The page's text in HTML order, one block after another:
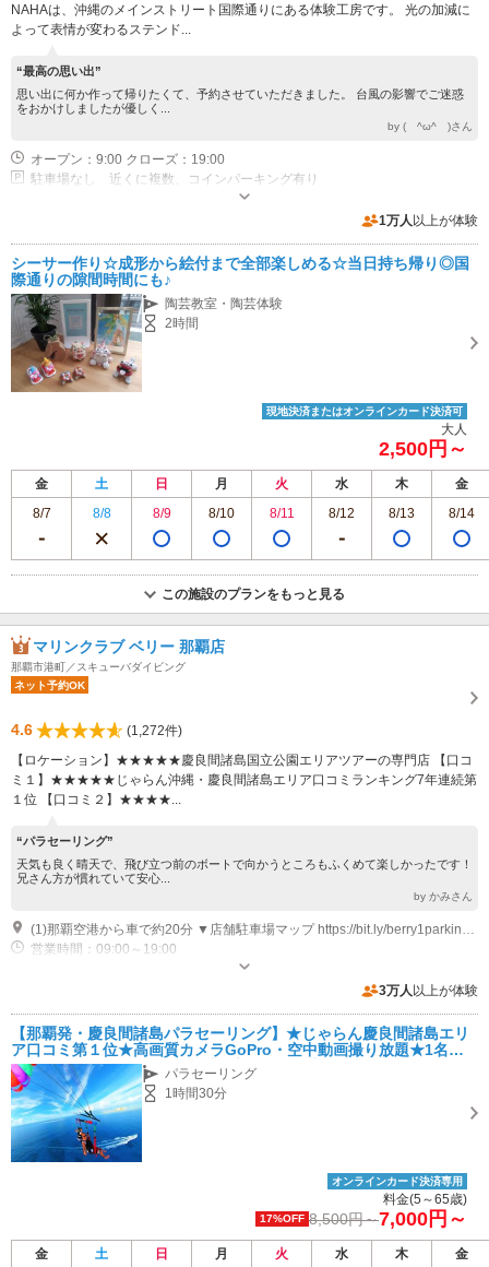
NAHAは、沖縄のメインストリート国際通りにある体験工房です。 光の加減に
よって表情が変わるステンド...
“最高の思い出”
思い出に何か作って帰りたくて、予約させていただきました。 台風の影響でご迷惑
をおかけしましたが優しく...
by ( ^ω^ )さん
オープン：9:00 クローズ：19:00
駐車場なし 近くに複数、コインパーキング有り
1万人 以上が体験
シーサー作り☆成形から絵付まで全部楽しめる☆当日持ち帰り◎国
際通りの隙間時間にも♪
陶芸教室・陶芸体験
2時間
現地決済またはオンラインカード決済可
大人
2,500円～
金 土 日 月 火 水 木
金
8/7
8/8 8/9 8/10 8/11 8/12 8/13 8/14
この施設のプランをもっと見る
マリンクラブ ベリー 那覇店
那覇市港町／スキューバダイビング
ネット予約OK
4.6
(1,272件)
【ロケーション】★★★★★慶良間諸島国立公園エリアツアーの専門店 【口コ
ミ１】★★★★★じゃらん沖縄・慶良間諸島エリア口コミランキング7年連続第
１位 【口コミ２】★★★★...
“パラセーリング”
天気も良く晴天で、飛び立つ前のボートで向かうところもふくめて楽しかったです！
兄さん方が慣れていて安心...
by かみさん
(1)那覇空港から車で約20分 ▼店舗駐車場マップ https://bit.ly/berry1parkingmap
営業時間：09:00～19:00
3万人 以上が体験
【那覇発・慶良間諸島パラセーリング】★じゃらん慶良間諸島エリ
ア口コミ第１位★高画質カメラGoPro・空中動画撮り放題★1名参
加でも100％開催のお一人様大歓迎体制★送迎・レインコート・バ
スタオル無料★
パラセーリング
1時間30分
オンラインカード決済専用
料金(5～65歳)
17%OFF 8,500円～7,000円～
金 土 日 月 火 水 木
金